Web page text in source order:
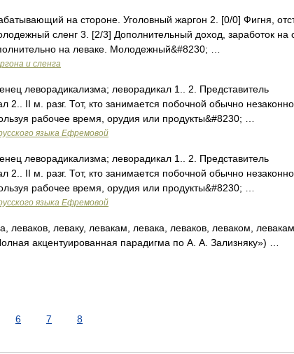
на стороне. Уголовный жаргон 2. [0/0] Фигня,
сленг 3. [2/3] Дополнительный доход, заработок на
на леваке. Молодежный&#8230; …
и сленга
леворадикализма; леворадикал 1.. 2. Представитель
2.. II м. разг. Тот, кто занимается побочной обычно
рабочее время, орудия или продукты&#8230; …
языка Ефремовой
леворадикализма; леворадикал 1.. 2. Представитель
2.. II м. разг. Тот, кто занимается побочной обычно
рабочее время, орудия или продукты&#8230; …
языка Ефремовой
леваков, леваку, левакам, левака, леваков, леваком,
акцентуированная парадигма по А. А. Зализняку») …
6 7 8